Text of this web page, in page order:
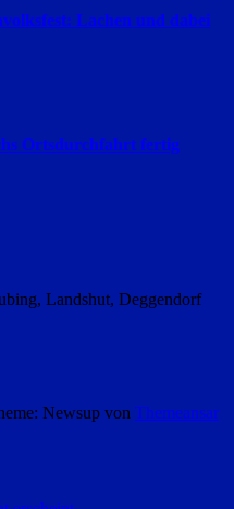
Lachen und dabei
Ortsdurchfahrt fertig
Landshut, Deggendorf
Newsup von Themeansar